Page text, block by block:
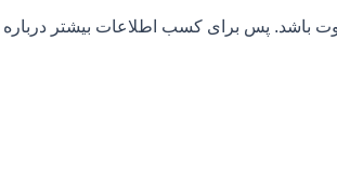
باشد. پس برای کسب اطلاعات بیشتر درباره